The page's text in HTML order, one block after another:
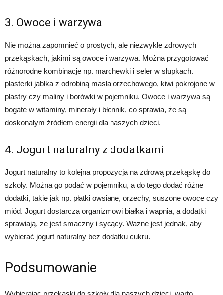
3. Owoce i warzywa
Nie można zapomnieć o prostych, ale niezwykle zdrowych
przekąskach, jakimi są owoce i warzywa. Można przygotować
różnorodne kombinacje np. marchewki i seler w słupkach,
plasterki jabłka z odrobiną masła orzechowego, kiwi pokrojone w
plastry czy maliny i borówki w pojemniku. Owoce i warzywa są
bogate w witaminy, minerały i błonnik, co sprawia, że są
doskonałym źródłem energii dla naszych dzieci.
4. Jogurt naturalny z dodatkami
Jogurt naturalny to kolejna propozycja na zdrową przekąskę do
szkoły. Można go podać w pojemniku, a do tego dodać różne
dodatki, takie jak np. płatki owsiane, orzechy, suszone owoce czy
miód. Jogurt dostarcza organizmowi białka i wapnia, a dodatki
sprawiają, że jest smaczny i sycący. Ważne jest jednak, aby
wybierać jogurt naturalny bez dodatku cukru.
Podsumowanie
Wybierając przekąski do szkoły dla naszych dzieci, warto